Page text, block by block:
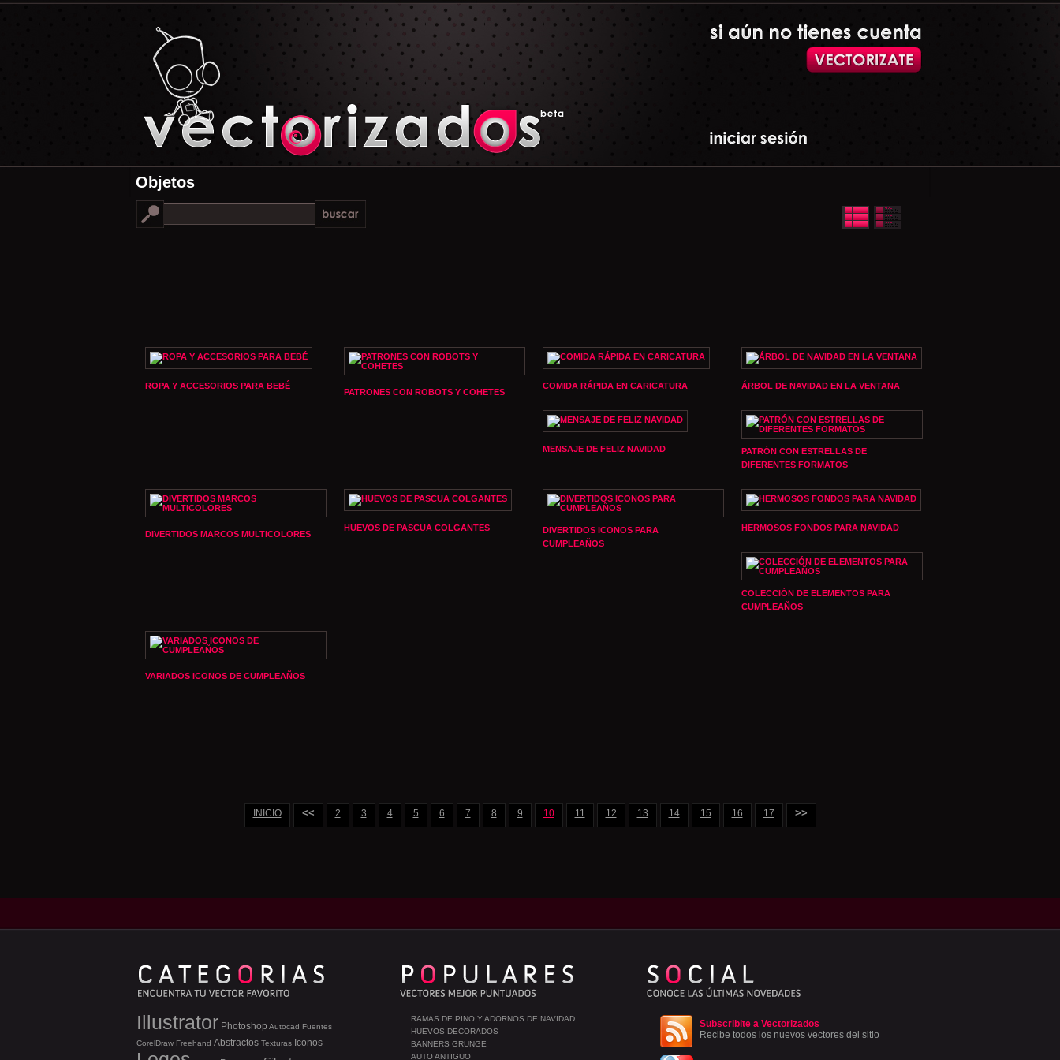
Objetos
ROPA Y ACCESORIOS PARA BEBÉ
PATRONES CON ROBOTS Y COHETES
COMIDA RÁPIDA EN CARICATURA ÁRBOL DE NAVIDAD EN LA VENTANA
MENSAJE DE FELIZ NAVIDAD
PATRÓN CON ESTRELLAS DE
DIFERENTES FORMATOS
DIVERTIDOS MARCOS MULTICOLORES
HUEVOS DE PASCUA COLGANTES
DIVERTIDOS ICONOS PARA
CUMPLEAÑOS
HERMOSOS FONDOS PARA NAVIDAD
COLECCIÓN DE ELEMENTOS PARA
CUMPLEAÑOS
VARIADOS ICONOS DE CUMPLEAÑOS
INICIO << 2 3 4 5 6 7 8 9 10 11 12 13 14 15 16 17 >>
Subscribite a Vectorizados
Recibe todos los nuevos vectores del sitio
RAMAS DE PINO Y ADORNOS DE NAVIDAD
HUEVOS DECORADOS
BANNERS GRUNGE
AUTO ANTIGUO
Illustrator Photoshop Autocad Fuentes
CorelDraw Freehand Abstractos Texturas Iconos